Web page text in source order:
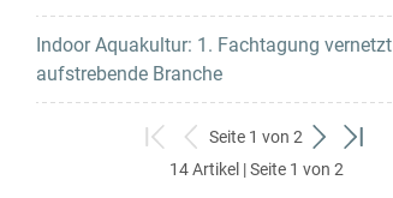
Indoor Aquakultur: 1. Fachtagung vernetzt
aufstrebende Branche
zum
ersten
zurück
zum
Seite 1 von 2
weiter
zum
zum
14 Artikel | Seite 1 von 2